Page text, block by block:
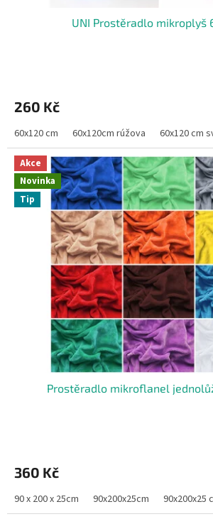
UNI Prostěradlo mikroplyš
260 Kč
60x120 cm 60x120cm rúžova 60x120 cm
Akce
Novinka
Tip
Prostěradlo mikroflanel
360 Kč
90 x 200 x 25cm 90x200x25cm 90x200x25